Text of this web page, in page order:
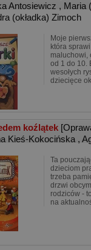
Antosiewicz , Maria
(okładka) Zimoch
Moje
która
maluchowi,
od 1 do 10.
wesołych
dziecięce
koźlątek
Kieś-Kokocińska ,
Ta
dzieciom
trzeba
drzwi
rodziców -
na